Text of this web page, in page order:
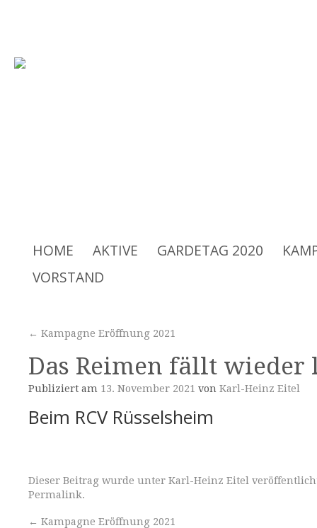
HOME AKTIVE GARDETAG 2020
VORSTAND
← Kampagne Eröffnung 2021
Das Reimen fällt wieder
Publiziert am 13. November 2021 von Karl-Heinz Eitel
Beim RCV Rüsselsheim
Dieser Beitrag wurde unter Karl-Heinz Eitel
Permalink.
← Kampagne Eröffnung 2021